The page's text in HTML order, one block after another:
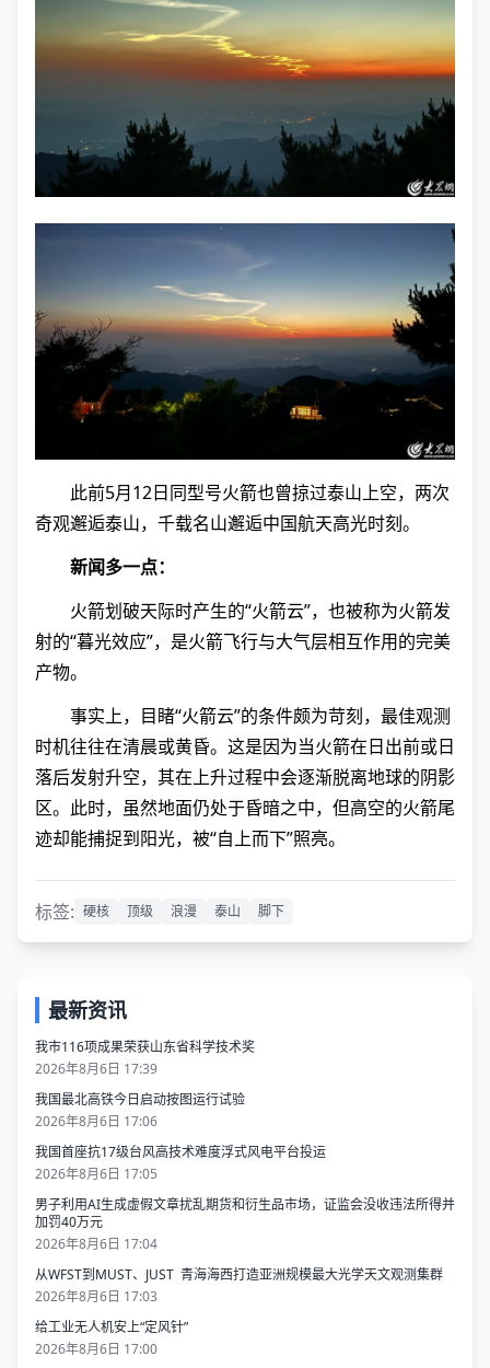
此前5月12日同型号火箭也曾掠过泰山上空，两次
奇观邂逅泰山，千载名山邂逅中国航天高光时刻。
新闻多一点：
火箭划破天际时产生的“火箭云”，也被称为火箭发
射的“暮光效应”，是火箭飞行与大气层相互作用的完美
产物。
事实上，目睹“火箭云”的条件颇为苛刻，最佳观测
时机往往在清晨或黄昏。这是因为当火箭在日出前或日
落后发射升空，其在上升过程中会逐渐脱离地球的阴影
区。此时，虽然地面仍处于昏暗之中，但高空的火箭尾
迹却能捕捉到阳光，被“自上而下”照亮。
标签: 硬核 顶级 浪漫 泰山 脚下
最新资讯
我市116项成果荣获山东省科学技术奖
2026年8月6日 17:39
我国最北高铁今日启动按图运行试验
2026年8月6日 17:06
我国首座抗17级台风高技术难度浮式风电平台投运
2026年8月6日 17:05
男子利用AI生成虚假文章扰乱期货和衍生品市场，证监会没收违法所得并
加罚40万元
2026年8月6日 17:04
从WFST到MUST、JUST 青海海西打造亚洲规模最大光学天文观测集群
2026年8月6日 17:03
给工业无人机安上“定风针”
2026年8月6日 17:00